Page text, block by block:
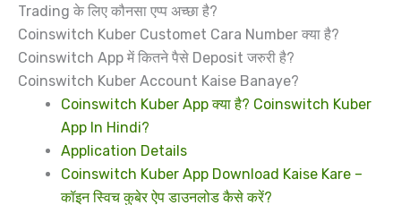
Trading के लिए कौनसा एप्प अच्छा है?
Coinswitch Kuber Customet Cara Number क्या है?
Coinswitch App में कितने पैसे Deposit जरुरी है?
Coinswitch Kuber Account Kaise Banaye?
Coinswitch Kuber App क्या है? Coinswitch Kuber
App In Hindi?
Application Details
Coinswitch Kuber App Download Kaise Kare –
कॉइन स्विच कुबेर ऐप डाउनलोड कैसे करें?